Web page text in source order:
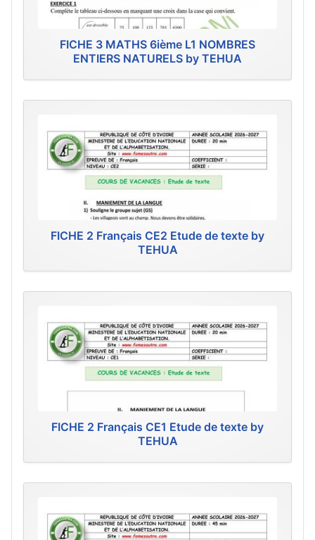
FICHE 3 MATHS 6ième L1 NOMBRES
ENTIERS NATURELS by TEHUA
FICHE 2 Français CE2 Etude de texte by
TEHUA
FICHE 2 Français CE1 Etude de texte by
TEHUA